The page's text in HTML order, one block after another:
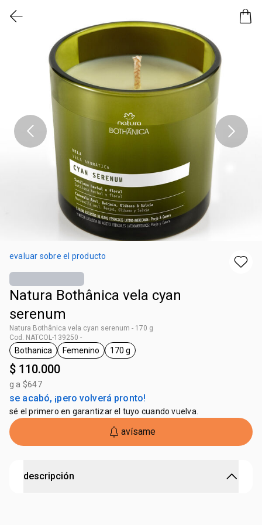
evaluar sobre el producto
Natura Bothânica vela cyan
serenum
Natura Bothânica vela cyan serenum - 170 g
Cod. NATCOL-139250 -
general.tag Bothanica
Bothanica
general.tag Femenino
Femenino
general.tag 170 g
170 g
$ 110.000
g a $647
se acabó, ¡pero volverá pronto!
sé el primero en garantizar el tuyo cuando vuelva.
avísame
descripción